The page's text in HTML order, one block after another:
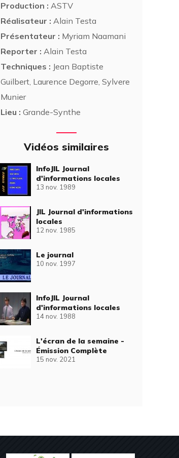
Production : ASTV
Réalisateur : Alain Testa
Présentateur : Myriam Naamani
Reporter : Alain Testa
Techniques : Jean Baptiste
Guilbert, Laurence Degorre, Sylvere
Munier
Lieu : Grande-Synthe
Vidéos similaires
InfoJIL Journal
d'informations locales
13 nov. 1989
JIL Journal d'informations
locales
12 nov. 1985
Le journal
10 nov. 1997
InfoJIL Journal
d'informations locales
14 nov. 1988
L'écran de la semaine -
Émission Complète
15 nov. 2021